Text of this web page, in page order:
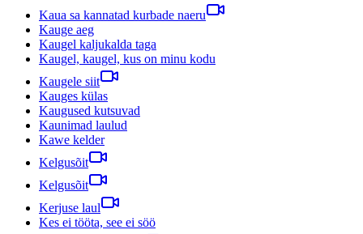
Kaua sa kannatad kurbade naeru
Kauge aeg
Kaugel kaljukalda taga
Kaugel, kaugel, kus on minu kodu
Kaugele siit
Kauges külas
Kaugused kutsuvad
Kaunimad laulud
Kawe kelder
Kelgusõit
Kelgusõit
Kerjuse laul
Kes ei tööta, see ei söö